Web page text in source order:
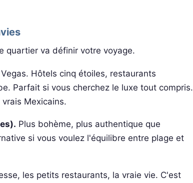
quartier va définir votre voyage.
Hôtels cinq étoiles, restaurants
Parfait si vous cherchez le luxe tout compris.
Mexicains.
Plus bohème, plus authentique que
si vous voulez l'équilibre entre plage et
les petits restaurants, la vraie vie. C'est